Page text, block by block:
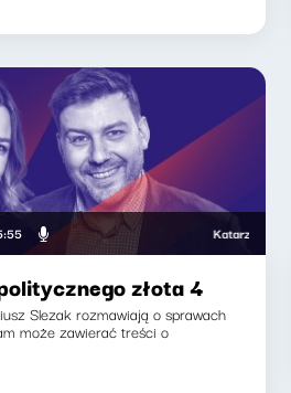
Katarzyna
złota 4
Slezak rozmawiają o sprawach
może zawierać treści o